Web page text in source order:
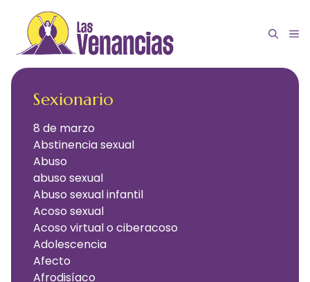
contenido
Sexionario
8 de marzo
Abstinencia sexual
Abuso
abuso sexual
Abuso sexual infantil
Acoso sexual
Acoso virtual o ciberacoso
Adolescencia
Afecto
Afrodisíaco